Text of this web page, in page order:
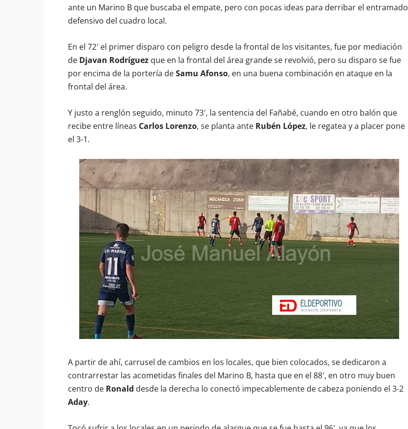
ante un Marino B que buscaba el empate, pero con pocas ideas para derribar el entramado
defensivo del cuadro local.
En el 72′ el primer disparo con peligro desde la frontal de los visitantes, fue por mediación
de Djavan Rodríguez que en la frontal del área grande se revolvió, pero su disparo se fue
por encima de la portería deSamu Afonso, en una buena combinación en ataque en la
frontal del área.
Y justo a renglón seguido, minuto 73′, la sentencia del Fañabé, cuando en otro balón que
recibe entre líneas Carlos Lorenzo, se planta ante Rubén López, le regatea y a placer pone
el 3-1.
A partir de ahí, carrusel de cambios en los locales, que bien colocados, se dedicaron a
contrarrestar las acometidas finales del Marino B, hasta que en el 88′, en otro muy buen
centro de Ronald desde la derecha lo conectó impecablemente de cabeza poniendo el 3-2
Aday.